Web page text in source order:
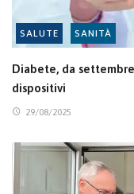
SALUTE SANITÀ
Diabete, da
dispositivi
29/08/2025